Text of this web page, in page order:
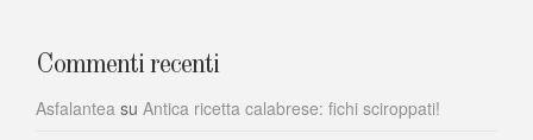
Commenti recenti
Asfalantea su Antica ricetta calabrese: fichi sciroppati!